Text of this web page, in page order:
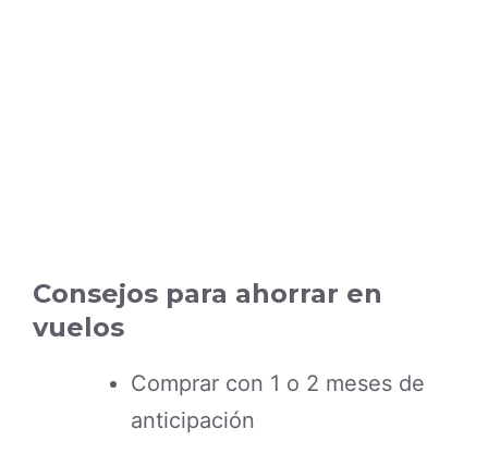
Consejos para ahorrar en
vuelos
Comprar con 1 o 2 meses de
anticipación